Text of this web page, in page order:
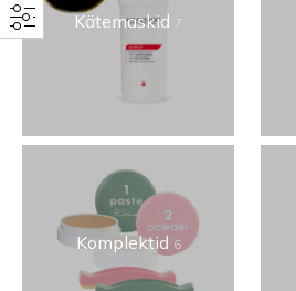
Kätemaskid 7
Komplektid6